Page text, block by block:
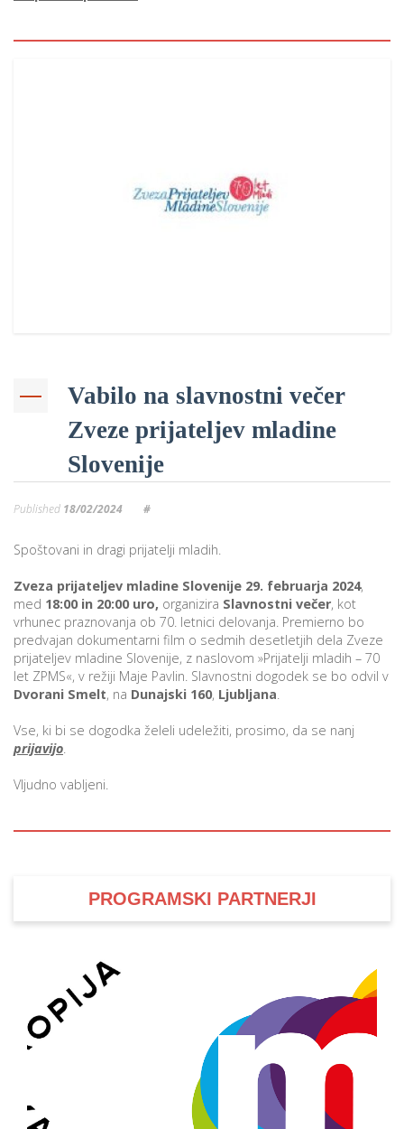
Vabilo na slavnostni večer
Zveze prijateljev mladine
Slovenije
Published 18/02/2024 #
Spoštovani in dragi prijatelji mladih.
Zveza prijateljev mladine Slovenije 29. februarja 2024,
med 18:00 in 20:00 uro, organizira Slavnostni večer, kot
vrhunec praznovanja ob 70. letnici delovanja. Premierno bo
predvajan dokumentarni film o sedmih desetletjih dela Zveze
prijateljev mladine Slovenije, z naslovom »Prijatelji mladih – 70
let ZPMS«, v režiji Maje Pavlin. Slavnostni dogodek se bo odvil v
Dvorani Smelt, na Dunajski 160, Ljubljana.
Vse, ki bi se dogodka želeli udeležiti, prosimo, da se nanj
prijavijo.
Vljudno vabljeni.
PROGRAMSKI PARTNERJI